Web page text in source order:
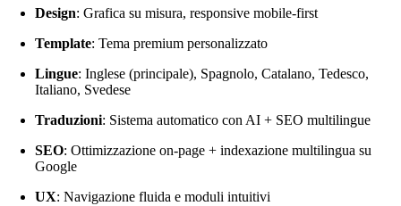
Design: Grafica su misura, responsive mobile-first
Template: Tema premium personalizzato
Lingue: Inglese (principale), Spagnolo, Catalano, Tedesco,
Italiano, Svedese
Traduzioni: Sistema automatico con AI + SEO multilingue
SEO: Ottimizzazione on-page + indexazione multilingua su
Google
UX: Navigazione fluida e moduli intuitivi